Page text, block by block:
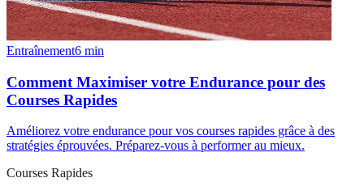
Entraînement6 min
Comment Maximiser votre Endurance pour des
Courses Rapides
Améliorez votre endurance pour vos courses rapides grâce à des
stratégies éprouvées. Préparez-vous à performer au mieux.
Courses Rapides